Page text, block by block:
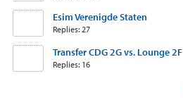
Esim Verenigde Staten
Replies: 27
Transfer CDG 2G vs. Lounge 2F
Replies: 16